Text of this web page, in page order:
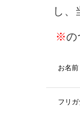
し、
※の
お名前
フリガ